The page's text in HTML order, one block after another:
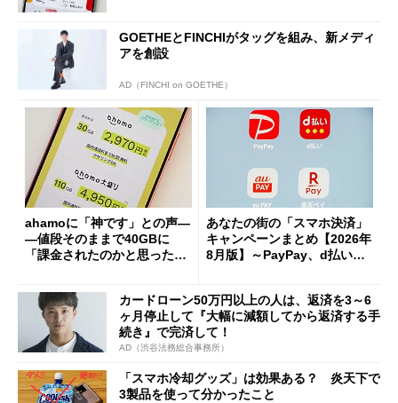
GOETHEとFINCHIがタッグを組み、新メディ
アを創設
AD（FINCHI on GOETHE）
ahamoに「神です」との声―
―値段そのままで40GBに
「課金されたのかと思った」
あなたの街の「スマホ決済」
キャンペーンまとめ【2026年
8月版】～PayPay、d払い、a
カードローン50万円以上の人は、返済を3～6
ヶ月停止して『大幅に減額してから返済する手
続き』で完済して！
AD（渋谷法務総合事務所）
「スマホ冷却グッズ」は効果ある？ 炎天下で
3製品を使って分かったこと